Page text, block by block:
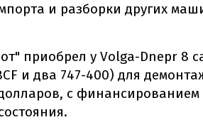
и разборки других
приобрел у Volga-Dnepr 8
и два 747-400) для
с